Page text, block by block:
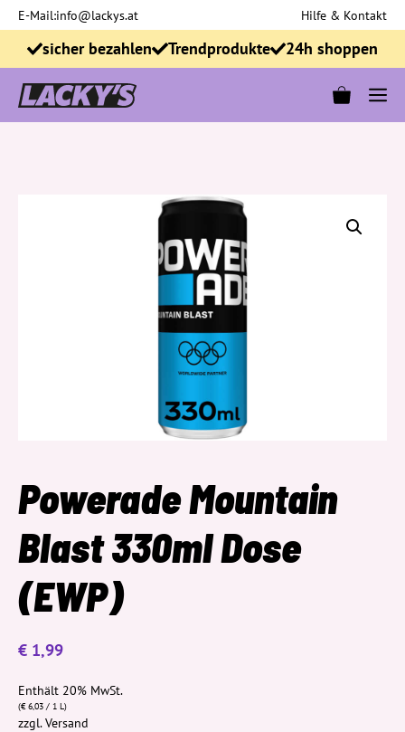
Zum
Inhalt
springen
E-Mail:info@lackys.at Hilfe & Kontakt
sicher bezahlen Trendprodukte 24h shoppen
Powerade Mountain
Blast 330ml Dose
(EWP)
€ 1,99
Enthält 20% MwSt.
(€6,03 / 1 L)
zzgl.Versand